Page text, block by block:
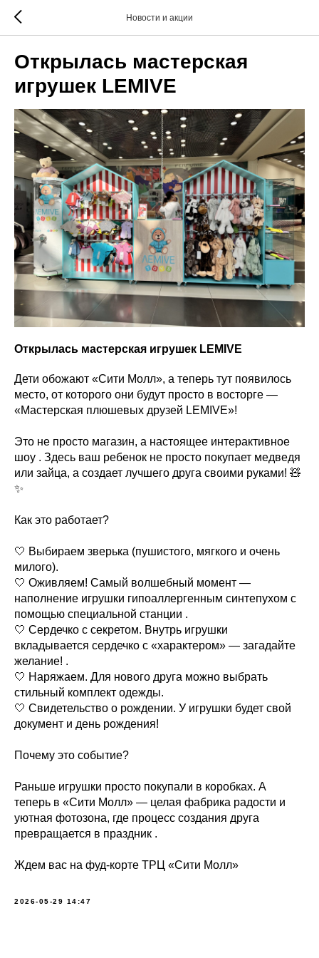
Новости и акции
Открылась мастерская
игрушек LEMIVE
Открылась мастерская игрушек LEMIVE
Дети обожают «Сити Молл», а теперь тут появилось
место, от которого они будут просто в восторге —
«Мастерская плюшевых друзей LEMIVE»!
Это не просто магазин, а настоящее интерактивное
шоу . Здесь ваш ребенок не просто покупает медведя
или зайца, а создает лучшего друга своими руками! 🧸
✨
Как это работает?
🤍 Выбираем зверька (пушистого, мягкого и очень
милого).
🤍 Оживляем! Самый волшебный момент —
наполнение игрушки гипоаллергенным синтепухом с
помощью специальной станции .
🤍 Сердечко с секретом. Внутрь игрушки
вкладывается сердечко с «характером» — загадайте
желание! .
🤍 Наряжаем. Для нового друга можно выбрать
стильный комплект одежды.
🤍 Свидетельство о рождении. У игрушки будет свой
документ и день рождения!
Почему это событие?
Раньше игрушки просто покупали в коробках. А
теперь в «Сити Молл» — целая фабрика радости и
уютная фотозона, где процесс создания друга
превращается в праздник .
Ждем вас на фуд-корте ТРЦ «Сити Молл»
2026-05-29 14:47